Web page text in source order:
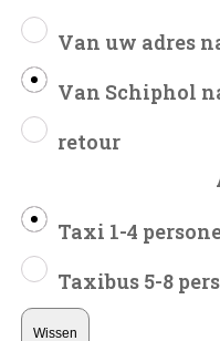
Van uw adres
Van Schiphol
retour
Taxi 1-4
Taxibus 5-8
Wissen